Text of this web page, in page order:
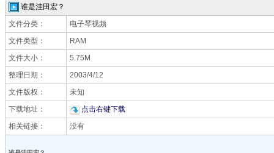
谁是洼田宏？
文件分类：
电子琴视频
文件类型：
RAM
文件大小：
5.75M
整理日期：
2003/4/12
文件版权：
未知
下载地址：
点击右键下载
相关链接：
没有